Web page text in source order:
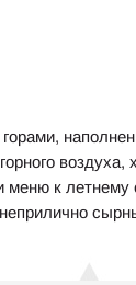
воздуха,
меню к летнему